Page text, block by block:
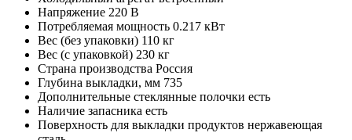
Напряжение 220 В
Потребляемая мощность 0.217 кВт
Вес (без упаковки) 110 кг
Вес (с упаковкой) 230 кг
Страна производства Россия
Глубина выкладки, мм 735
Дополнительные стеклянные полочки есть
Наличие запасника есть
Поверхность для выкладки продуктов нержавеющая